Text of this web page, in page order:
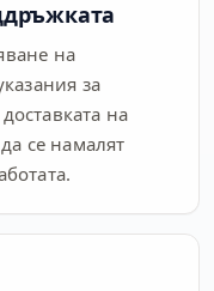
на
за
на
се намалят